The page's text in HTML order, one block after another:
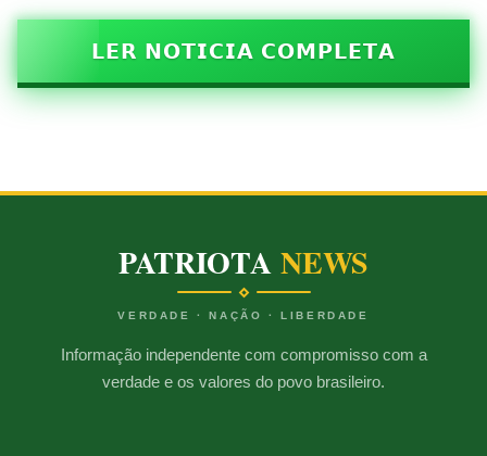
𝗟𝗘𝗥 𝗡𝗢𝗧𝗜𝗖𝗜𝗔 𝗖𝗢𝗠𝗣𝗟𝗘𝗧𝗔
PATRIOTANEWS
VERDADE · NAÇÃO · LIBERDADE
Informação independente com compromisso com a
verdade e os valores do povo brasileiro.